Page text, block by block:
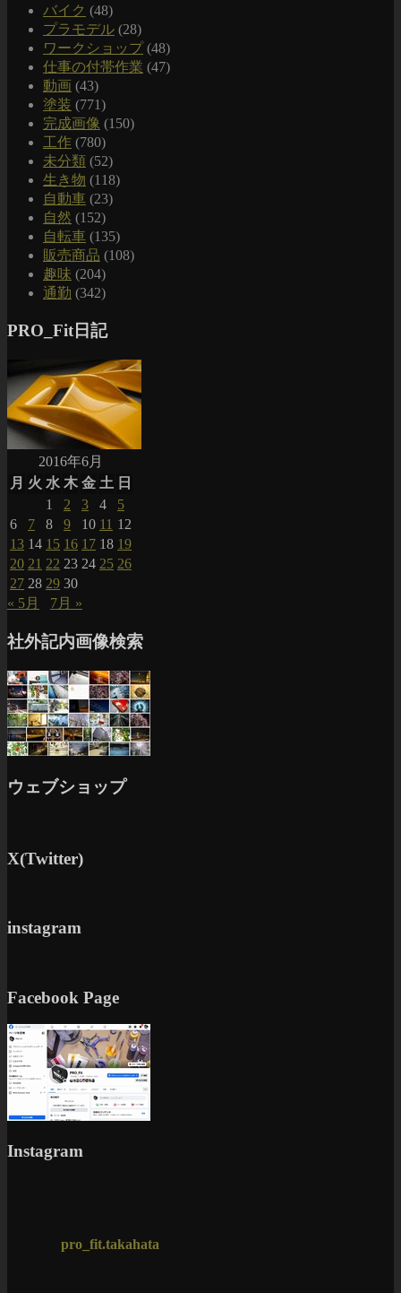
バイク (48)
プラモデル (28)
ワークショップ(48)
仕事の付帯作業 (47)
動画 (43)
塗装 (771)
完成画像 (150)
工作 (780)
未分類 (52)
生き物 (118)
自動車 (23)
自然 (152)
自転車 (135)
販売商品 (108)
趣味 (204)
通勤 (342)
PRO_Fit日記
2016年6月
月 火 水 木 金 土 日
1
2 3 4
5
6
7 8 9 10 11 12
13 14 15 16 17 18 19
20 21 22 23 24 25 26
27 28 29 30
« 5月
7月 »
社外記内画像検索
ウェブショップ
X(Twitter)
instagram
Facebook Page
Instagram
pro_fit.takahata